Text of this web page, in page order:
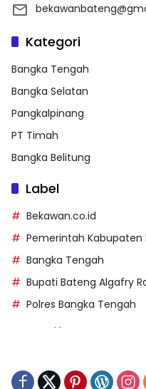
Kategori
Bangka Tengah
Bangka Selatan
Pangkalpinang
PT Timah
Bangka Belitung
Label
Bekawan.co.id
Pemerintah Kabupaten
Bangka Tengah
Bupati Bateng Algafry
Polres Bangka Tengah
https://